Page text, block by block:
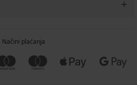
Načini plaćanja